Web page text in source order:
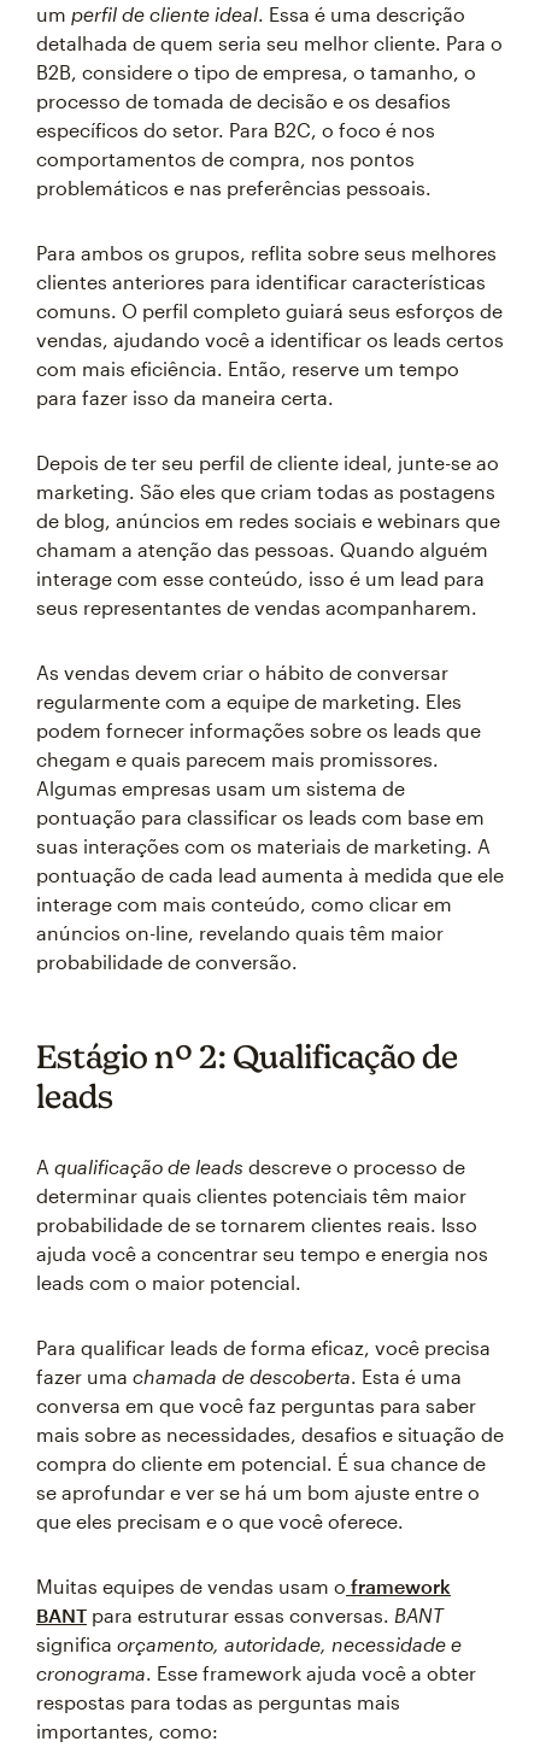
um perfil de cliente ideal. Essa é uma descrição
detalhada de quem seria seu melhor cliente. Para o
B2B, considere o tipo de empresa, o tamanho, o
processo de tomada de decisão e os desafios
específicos do setor. Para B2C, o foco é nos
comportamentos de compra, nos pontos
problemáticos e nas preferências pessoais.
Para ambos os grupos, reflita sobre seus melhores
clientes anteriores para identificar características
comuns. O perfil completo guiará seus esforços de
vendas, ajudando você a identificar os leads certos
com mais eficiência. Então, reserve um tempo
para fazer isso da maneira certa.
Depois de ter seu perfil de cliente ideal, junte-se ao
marketing. São eles que criam todas as postagens
de blog, anúncios em redes sociais e webinars que
chamam a atenção das pessoas. Quando alguém
interage com esse conteúdo, isso é um lead para
seus representantes de vendas acompanharem.
As vendas devem criar o hábito de conversar
regularmente com a equipe de marketing. Eles
podem fornecer informações sobre os leads que
chegam e quais parecem mais promissores.
Algumas empresas usam um sistema de
pontuação para classificar os leads com base em
suas interações com os materiais de marketing. A
pontuação de cada lead aumenta à medida que ele
interage com mais conteúdo, como clicar em
anúncios on-line, revelando quais têm maior
probabilidade de conversão.
Estágio nº 2: Qualificação de
leads
A qualificação de leads descreve o processo de
determinar quais clientes potenciais têm maior
probabilidade de se tornarem clientes reais. Isso
ajuda você a concentrar seu tempo e energia nos
leads com o maior potencial.
Para qualificar leads de forma eficaz, você precisa
fazer uma chamada de descoberta. Esta é uma
conversa em que você faz perguntas para saber
mais sobre as necessidades, desafios e situação de
compra do cliente em potencial. É sua chance de
se aprofundar e ver se há um bom ajuste entre o
que eles precisam e o que você oferece.
Muitas equipes de vendas usam o framework
BANT para estruturar essas conversas. BANT
significa orçamento, autoridade, necessidade e
cronograma. Esse framework ajuda você a obter
respostas para todas as perguntas mais
importantes, como: